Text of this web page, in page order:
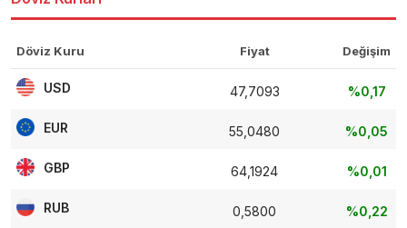
Döviz Kuru Fiyat Değişim
USD 47,7093 %0,17
EUR 55,0480 %0,05
GBP 64,1924 %0,01
RUB 0,5800 %0,22